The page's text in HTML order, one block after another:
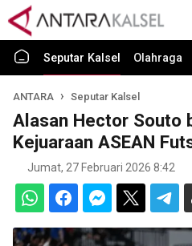
Seputar Kalsel Olahraga
ANTARA Seputar Kalsel
Alasan Hector Souto
Kejuaraan ASEAN
Jumat, 27 Februari 2026 8:42